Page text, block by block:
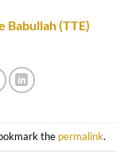
Babullah (TTE)
the permalink.